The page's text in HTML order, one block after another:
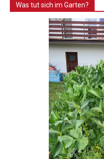
Was tut sich im Garten?